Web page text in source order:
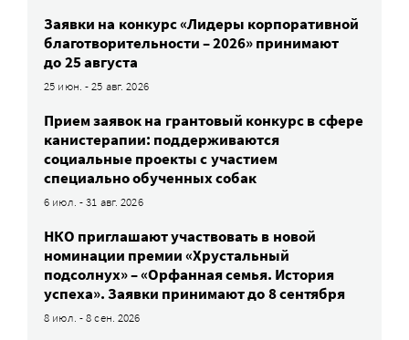
Заявки на конкурс «Лидеры корпоративной
благотворительности – 2026» принимают
до 25 августа
25 июн. - 25 авг. 2026
Прием заявок на грантовый конкурс в сфере
канистерапии: поддерживаются
социальные проекты с участием
специально обученных собак
6 июл. - 31 авг. 2026
НКО приглашают участвовать в новой
номинации премии «Хрустальный
подсолнух» – «Орфанная семья. История
успеха». Заявки принимают до 8 сентября
8 июл. - 8 сен. 2026